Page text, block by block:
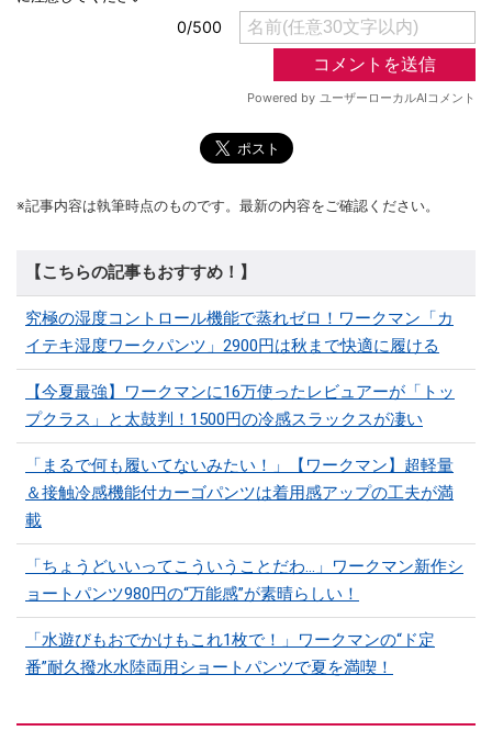
※記事内容は執筆時点のものです。最新の内容をご確認ください。
【こちらの記事もおすすめ！】
究極の湿度コントロール機能で蒸れゼロ！ワークマン「カ
イテキ湿度ワークパンツ」2900円は秋まで快適に履ける
【今夏最強】ワークマンに16万使ったレビュアーが「トッ
プクラス」と太鼓判！1500円の冷感スラックスが凄い
「まるで何も履いてないみたい！」【ワークマン】超軽量
＆接触冷感機能付カーゴパンツは着用感アップの工夫が満
載
「ちょうどいいってこういうことだわ...」ワークマン新作シ
ョートパンツ980円の“万能感”が素晴らしい！
「水遊びもおでかけもこれ1枚で！」ワークマンの“ド定
番”耐久撥水水陸両用ショートパンツで夏を満喫！